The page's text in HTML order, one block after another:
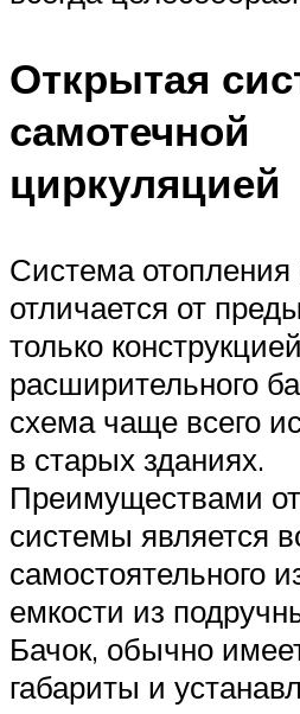
Открытая
самотечной
циркуляцией
Система отопления
отличается от
только конструкцией
расширительного
схема чаще всего
в старых зданиях.
Преимуществами
системы является
самостоятельного
емкости из
Бачок, обычно
габариты и